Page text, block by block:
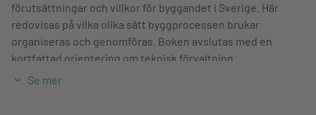
förutsättningar och villkor för byggandet i Sverige. Här
redovisas på vilka olika sätt byggprocessen brukar
organiseras och genomföras. Boken avslutas med en
kortfattad orientering om teknisk förvaltning.
I varje kapitel finns webbadresser till olika aktuella
Se mer